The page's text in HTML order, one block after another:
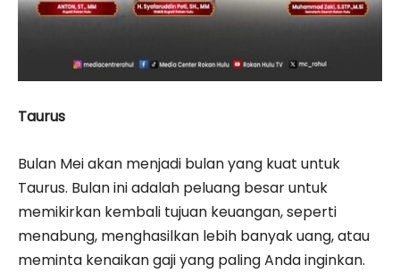
Taurus
Bulan Mei akan menjadi bulan yang kuat untuk
Taurus. Bulan ini adalah peluang besar untuk
memikirkan kembali tujuan keuangan, seperti
menabung, menghasilkan lebih banyak uang, atau
meminta kenaikan gaji yang paling Anda inginkan.